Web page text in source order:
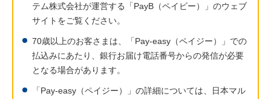
テム株式会社が運営する「PayB（ペイビー）」のウェブ
サイトをご覧ください。
70歳以上のお客さまは、「Pay-easy（ペイジー）」での
払込みにあたり、銀行お届け電話番号からの発信が必要
となる場合があります。
「Pay-easy（ペイジー）」の詳細については、日本マル